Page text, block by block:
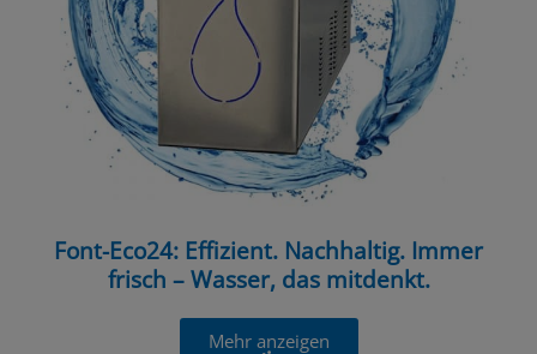
Font-Eco24: Effizient. Nachhaltig. Immer
frisch – Wasser, das mitdenkt.
Mehr anzeigen